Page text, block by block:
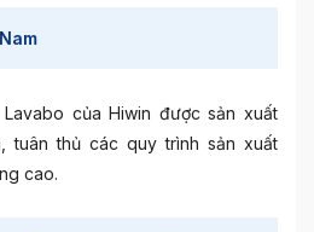
của Hiwin được sản xuất
tuân thủ các quy trình sản xuất
cao.